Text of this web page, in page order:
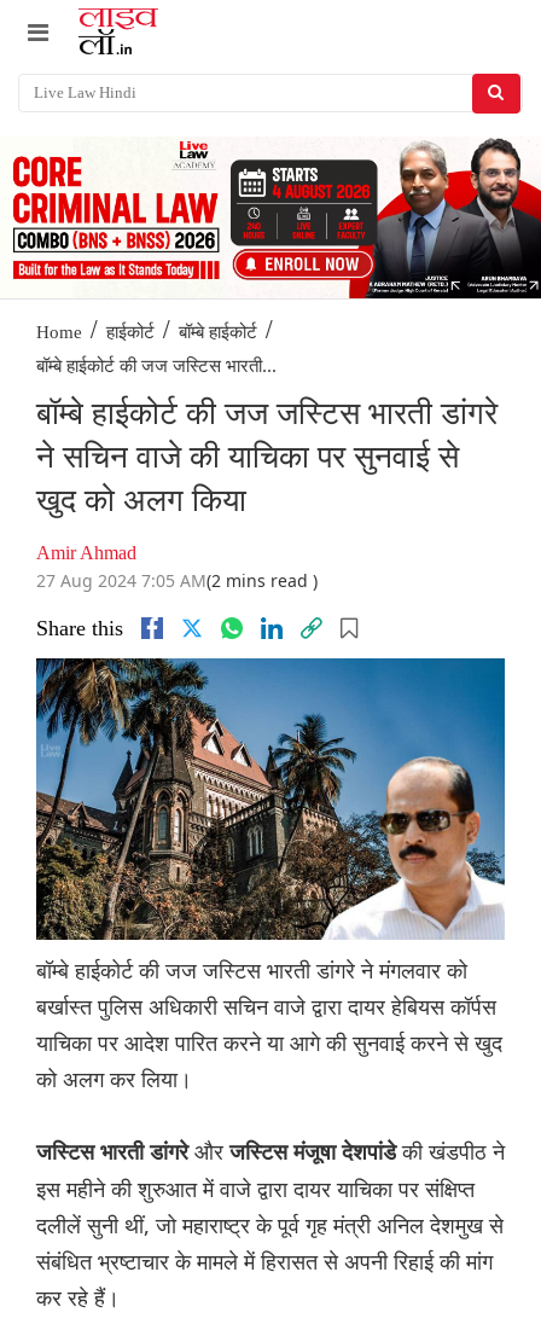
Home / हाईकोर्ट / बॉम्बे हाईकोर्ट /
बॉम्बे हाईकोर्ट की जज जस्टिस भारती...
बॉम्बे हाईकोर्ट की जज जस्टिस भारती डांगरे
ने सचिन वाजे की याचिका पर सुनवाई से
खुद को अलग किया
Amir Ahmad
27 Aug 2024 7:05 AM(2 mins read )
Share this
बॉम्बे हाईकोर्ट की जज जस्टिस भारती डांगरे ने मंगलवार को
बर्खास्त पुलिस अधिकारी सचिन वाजे द्वारा दायर हेबियस कॉर्पस
याचिका पर आदेश पारित करने या आगे की सुनवाई करने से खुद
को अलग कर लिया।
जस्टिस भारती डांगरेऔर जस्टिस मंजूषा देशपांडेकी खंडपीठ ने
इस महीने की शुरुआत में वाजे द्वारा दायर याचिका पर संक्षिप्त
दलीलें सुनी थीं, जो महाराष्ट्र के पूर्व गृह मंत्री अनिल देशमुख से
संबंधित भ्रष्टाचार के मामले में हिरासत से अपनी रिहाई की मांग
कर रहे हैं।